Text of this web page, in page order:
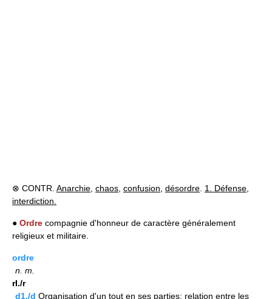
⊗ CONTR. Anarchie, chaos, confusion, désordre. 1. Défense,
interdiction.
● Ordre compagnie d'honneur de caractère généralement
religieux et militaire.
ordre
n. m.
rI./r
d1./d Organisation d'un tout en ses parties; relation entre les